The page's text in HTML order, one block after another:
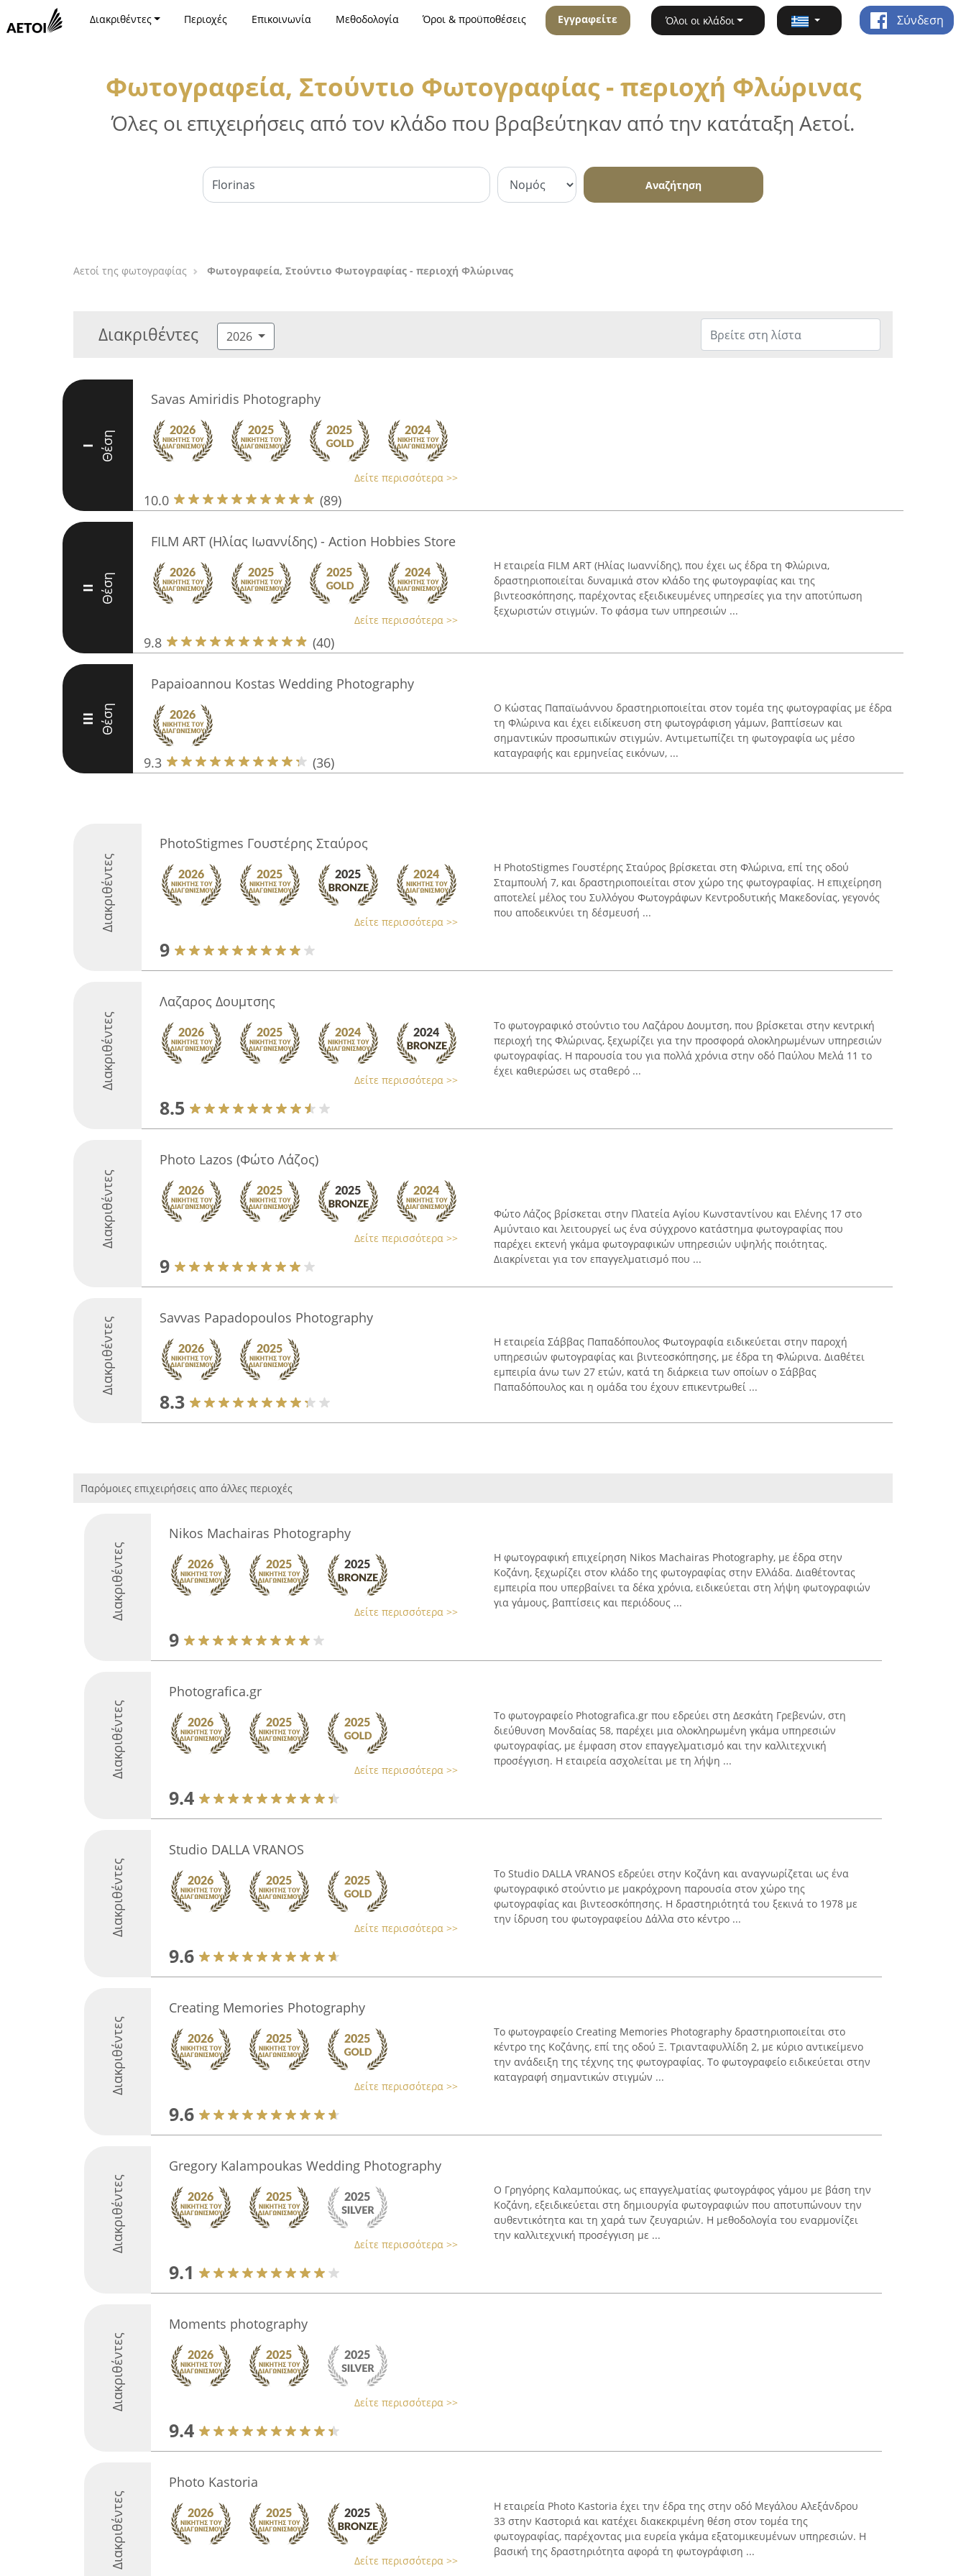
Διακριθέντες Περιοχές Επικοινωνία Μεθοδολογία Όροι & προϋποθέσεις Εγγραφείτε Όλοι οι κλάδοι Σύνδεση
Φωτογραφεία, Στούντιο Φωτογραφίας - περιοχή Φλώρινας
Όλες οι επιχειρήσεις από τον κλάδο που βραβεύτηκαν από την κατάταξη Αετοί.
Αναζήτηση
Αετοί της φωτογραφίας Φωτογραφεία, Στούντιο Φωτογραφίας - περιοχή Φλώρινας
Διακριθέντες 2026
I Θέση
Savas Amiridis Photography
Δείτε περισσότερα >>
10.0 (89)
II Θέση
FILM ART (Ηλίας Ιωαννίδης) - Action Hobbies Store
Δείτε περισσότερα >>
9.8 (40)
Η εταιρεία FILM ART (Ηλίας Ιωαννίδης), που έχει ως έδρα τη Φλώρινα,
δραστηριοποιείται δυναμικά στον κλάδο της φωτογραφίας και της
βιντεοσκόπησης, παρέχοντας εξειδικευμένες υπηρεσίες για την αποτύπωση
ξεχωριστών στιγμών. Το φάσμα των υπηρεσιών ...
III Θέση
Papaioannou Kostas Wedding Photography
9.3 (36)
Ο Κώστας Παπαϊωάννου δραστηριοποιείται στον τομέα της φωτογραφίας με έδρα
τη Φλώρινα και έχει ειδίκευση στη φωτογράφιση γάμων, βαπτίσεων και
σημαντικών προσωπικών στιγμών. Αντιμετωπίζει τη φωτογραφία ως μέσο
καταγραφής και ερμηνείας εικόνων, ...
Διακριθέντες
PhotoStigmes Γουστέρης Σταύρος
Δείτε περισσότερα >>
9
Η PhotoStigmes Γουστέρης Σταύρος βρίσκεται στη Φλώρινα, επί της οδού
Σταμπουλή 7, και δραστηριοποιείται στον χώρο της φωτογραφίας. Η επιχείρηση
αποτελεί μέλος του Συλλόγου Φωτογράφων Κεντροδυτικής Μακεδονίας, γεγονός
που αποδεικνύει τη δέσμευσή ...
Διακριθέντες
Λαζαρος Δουμτσης
Δείτε περισσότερα >>
8.5
Το φωτογραφικό στούντιο του Λαζάρου Δουμτση, που βρίσκεται στην κεντρική
περιοχή της Φλώρινας, ξεχωρίζει για την προσφορά ολοκληρωμένων υπηρεσιών
φωτογραφίας. Η παρουσία του για πολλά χρόνια στην οδό Παύλου Μελά 11 το
έχει καθιερώσει ως σταθερό ...
Διακριθέντες
Photo Lazos (Φώτο Λάζος)
Δείτε περισσότερα >>
9
Φώτο Λάζος βρίσκεται στην Πλατεία Αγίου Κωνσταντίνου και Ελένης 17 στο
Αμύνταιο και λειτουργεί ως ένα σύγχρονο κατάστημα φωτογραφίας που
παρέχει εκτενή γκάμα φωτογραφικών υπηρεσιών υψηλής ποιότητας.
Διακρίνεται για τον επαγγελματισμό που ...
Διακριθέντες Savvas Papadopoulos Photography
8.3
Η εταιρεία Σάββας Παπαδόπουλος Φωτογραφία ειδικεύεται στην παροχή
υπηρεσιών φωτογραφίας και βιντεοσκόπησης, με έδρα τη Φλώρινα. Διαθέτει
εμπειρία άνω των 27 ετών, κατά τη διάρκεια των οποίων ο Σάββας
Παπαδόπουλος και η ομάδα του έχουν επικεντρωθεί ...
Παρόμοιες επιχειρήσεις απο άλλες περιοχές
Διακριθέντες
Nikos Machairas Photography
Δείτε περισσότερα >>
9
Η φωτογραφική επιχείρηση Nikos Machairas Photography, με έδρα στην
Κοζάνη, ξεχωρίζει στον κλάδο της φωτογραφίας στην Ελλάδα. Διαθέτοντας
εμπειρία που υπερβαίνει τα δέκα χρόνια, ειδικεύεται στη λήψη φωτογραφιών
για γάμους, βαπτίσεις και περιόδους ...
Διακριθέντες
Photografica.gr
Δείτε περισσότερα >>
9.4
Το φωτογραφείο Photografica.gr που εδρεύει στη Δεσκάτη Γρεβενών, στη
διεύθυνση Μονδαίας 58, παρέχει μια ολοκληρωμένη γκάμα υπηρεσιών
φωτογραφίας, με έμφαση στον επαγγελματισμό και την καλλιτεχνική
προσέγγιση. Η εταιρεία ασχολείται με τη λήψη ...
Διακριθέντες
Studio DALLA VRANOS
Δείτε περισσότερα >>
9.6
Το Studio DALLA VRANOS εδρεύει στην Κοζάνη και αναγνωρίζεται ως ένα
φωτογραφικό στούντιο με μακρόχρονη παρουσία στον χώρο της
φωτογραφίας και βιντεοσκόπησης. Η δραστηριότητά του ξεκινά το 1978 με
την ίδρυση του φωτογραφείου Δάλλα στο κέντρο ...
Διακριθέντες
Creating Memories Photography
Δείτε περισσότερα >>
9.6
Το φωτογραφείο Creating Memories Photography δραστηριοποιείται στο
κέντρο της Κοζάνης, επί της οδού Ξ. Τριανταφυλλίδη 2, με κύριο αντικείμενο
την ανάδειξη της τέχνης της φωτογραφίας. Το φωτογραφείο ειδικεύεται στην
καταγραφή σημαντικών στιγμών ...
Διακριθέντες
Gregory Kalampoukas Wedding Photography
Δείτε περισσότερα >>
9.1
Ο Γρηγόρης Καλαμπούκας, ως επαγγελματίας φωτογράφος γάμου με βάση την
Κοζάνη, εξειδικεύεται στη δημιουργία φωτογραφιών που αποτυπώνουν την
αυθεντικότητα και τη χαρά των ζευγαριών. Η μεθοδολογία του εναρμονίζει
την καλλιτεχνική προσέγγιση με ...
Διακριθέντες
Moments photography
Δείτε περισσότερα >>
9.4
Διακριθέντες
Photo Kastoria
Δείτε περισσότερα >>
Η εταιρεία Photo Kastoria έχει την έδρα της στην οδό Μεγάλου Αλεξάνδρου
33 στην Καστοριά και κατέχει διακεκριμένη θέση στον τομέα της
φωτογραφίας, παρέχοντας μια ευρεία γκάμα εξατομικευμένων υπηρεσιών. Η
βασική της δραστηριότητα αφορά τη φωτογράφιση ...